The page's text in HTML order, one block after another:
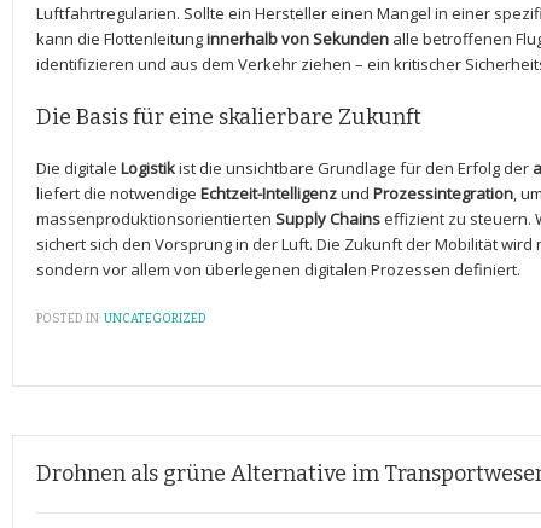
Luftfahrtregularien. Sollte ein Hersteller einen Mangel in einer
kann die Flottenleitunginnerhalb von Sekunden alle betroffenen
identifizieren und aus dem Verkehr ziehen – ein kritischer
Die Basis für eine skalierbare Zukunft
Die digitale Logistikist die unsichtbare Grundlage für den Erfolg der
liefert die notwendige Echtzeit-Intelligenzund Prozessintegration ,
massenproduktionsorientierten Supply Chainseffizient zu steuern.
sichert sich den Vorsprung in der Luft. Die Zukunft der Mobilität
sondern vor allem von überlegenen digitalen Prozessen definiert.
POSTED IN:UNCATEGORIZED
Drohnen als grüne Alternative im